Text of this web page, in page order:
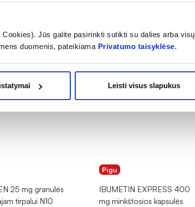
Jūs galite pasirinkti sutikti su dalies arba visų
duomenis, pateikiama Privatumo taisyklėse.
Leisti visus slapukus
25 mg granulės
tirpalui N10
Pigu
IBUMETIN EXPRESS 400
mg minkštosios kapsulės